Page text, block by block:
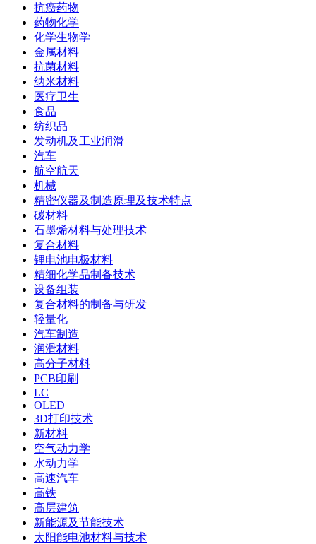
抗癌药物
药物化学
化学生物学
金属材料
抗菌材料
纳米材料
医疗卫生
食品
纺织品
发动机及工业润滑
汽车
航空航天
机械
精密仪器及制造原理及技术特点
碳材料
石墨烯材料与处理技术
复合材料
锂电池电极材料
精细化学品制备技术
设备组装
复合材料的制备与研发
轻量化
汽车制造
润滑材料
高分子材料
PCB印刷
LC
OLED
3D打印技术
新材料
空气动力学
水动力学
高速汽车
高铁
高层建筑
新能源及节能技术
太阳能电池材料与技术